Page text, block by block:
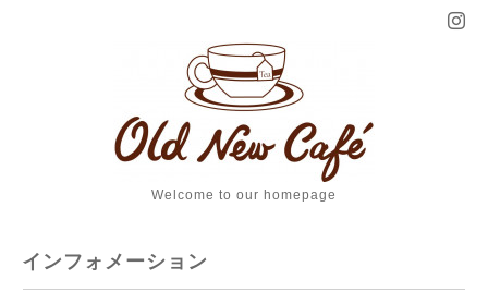
Welcome to our homepage
インフォメーション